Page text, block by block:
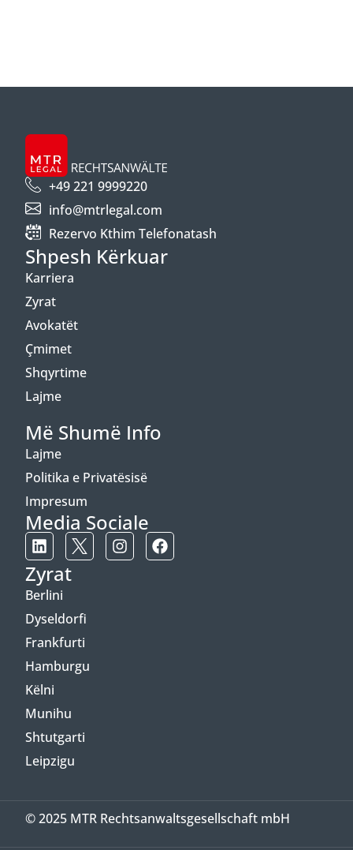
+49 221 9999220
info@mtrlegal.com
Rezervo Kthim Telefonatash
Shpesh Kërkuar
Karriera
Zyrat
Avokatët
Çmimet
Shqyrtime
Lajme
Më Shumë Info
Lajme
Politika e Privatësisë
Impresum
Media Sociale
Zyrat
Berlini
Dyseldorfi
Frankfurti
Hamburgu
Këlni
Munihu
Shtutgarti
Leipzigu
© 2025 MTR Rechtsanwaltsgesellschaft mbH